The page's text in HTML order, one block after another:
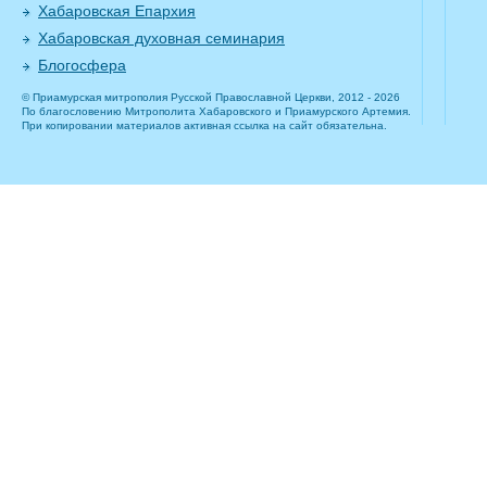
Хабаровская Епархия
Хабаровская духовная семинария
Блогосфера
© Приамурская митрополия Русской Православной Церкви, 2012 - 2026
По благословению Митрополита Хабаровского и Приамурского Артемия.
При копировании материалов активная ссылка на сайт обязательна.